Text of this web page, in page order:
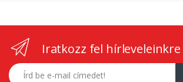
Iratkozz fel hírleveleinkre
E-mail címed